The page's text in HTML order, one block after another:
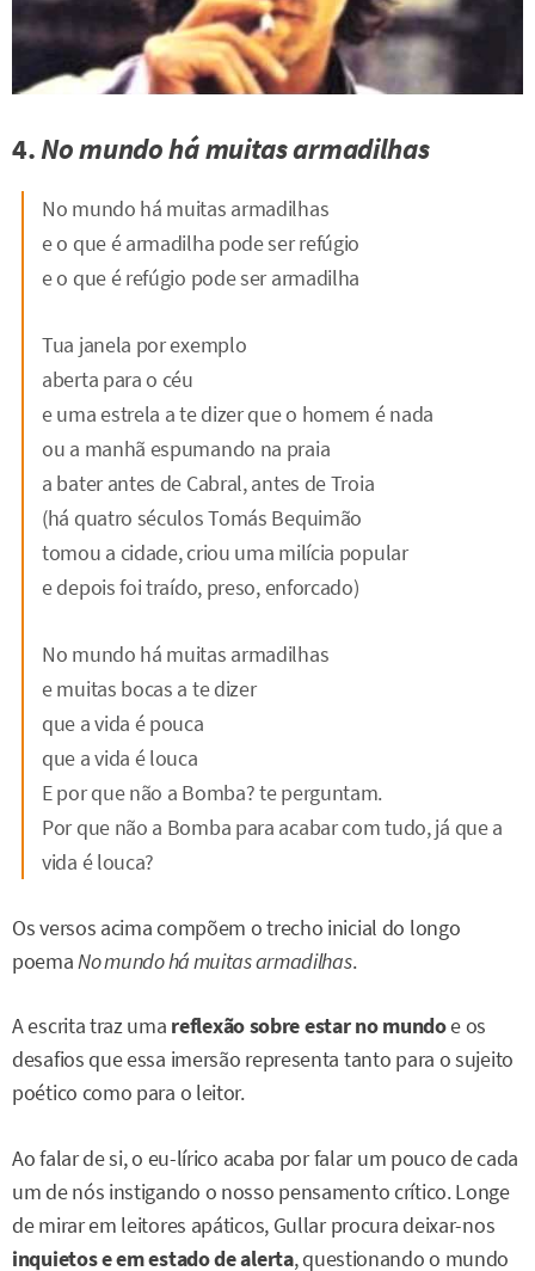
4.No mundo há muitas armadilhas
No mundo há muitas armadilhas
e o que é armadilha pode ser refúgio
e o que é refúgio pode ser armadilha
Tua janela por exemplo
aberta para o céu
e uma estrela a te dizer que o homem é nada
ou a manhã espumando na praia
a bater antes de Cabral, antes de Troia
(há quatro séculos Tomás Bequimão
tomou a cidade, criou uma milícia popular
e depois foi traído, preso, enforcado)
No mundo há muitas armadilhas
e muitas bocas a te dizer
que a vida é pouca
que a vida é louca
E por que não a Bomba? te perguntam.
Por que não a Bomba para acabar com tudo, já que a
vida é louca?
Os versos acima compõem o trecho inicial do longo
poemaNo mundo há muitas armadilhas.
A escrita traz uma reflexão sobre estar no mundoe os
desafios que essa imersão representa tanto para o sujeito
poético como para o leitor.
Ao falar de si, o eu-lírico acaba por falar um pouco de cada
um de nós instigando o nosso pensamento crítico. Longe
de mirar em leitores apáticos, Gullar procura deixar-nos
inquietos e em estado de alerta, questionando o mundo